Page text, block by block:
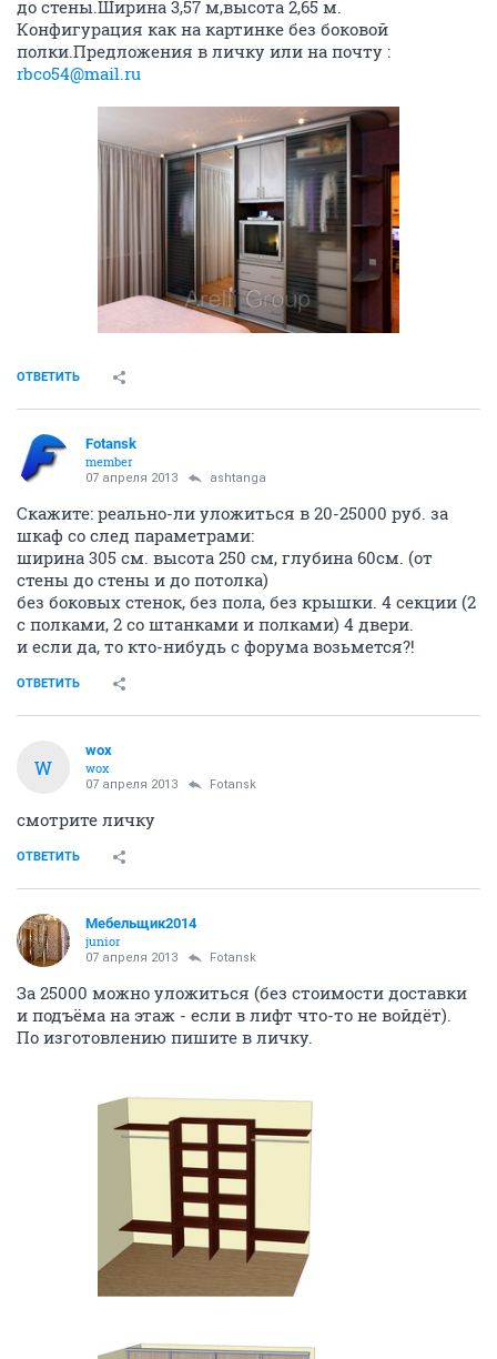
до стены.Ширина 3,57 м,высота 2,65 м.
Конфигурация как на картинке без боковой
полки.Предложения в личку или на почту :
rbco54@mail.ru
ОТВЕТИТЬ
Fotansk
member
07 апреля 2013 ashtanga
Скажите: реально-ли уложиться в 20-25000 руб. за
шкаф со след параметрами:
ширина 305 см. высота 250 см, глубина 60см. (от
стены до стены и до потолка)
без боковых стенок, без пола, без крышки. 4 секции (2
с полками, 2 со штанками и полками) 4 двери.
и если да, то кто-нибудь с форума возьмется?!
ОТВЕТИТЬ
W
wox
wox
07 апреля 2013 Fotansk
смотрите личку
ОТВЕТИТЬ
Мебельщик2014
junior
07 апреля 2013 Fotansk
За 25000 можно уложиться (без стоимости доставки
и подъёма на этаж - если в лифт что-то не войдёт).
По изготовлению пишите в личку.